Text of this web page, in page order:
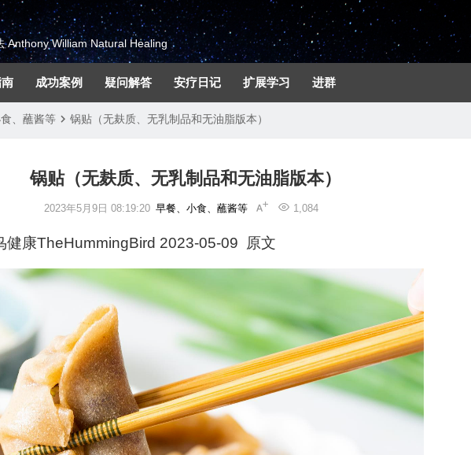
Anthony William Natural Healing
成功案例 疑问解答 安疗日记 扩展学习 进群
、蘸酱等 锅贴（无麸质、无乳制品和无油脂版本）
锅贴（无麸质、无乳制品和无油脂版本）
2023年5月9日 08:19:20 早餐、小食、蘸酱等 1,084
健康TheHummingBird 2023-05-09 原文